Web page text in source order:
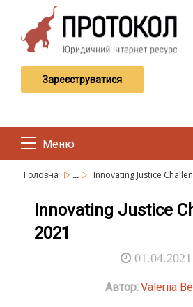
Зареєструватися
Меню
Головна ... Innovating Justice
Innovating Justice
2021
01.04.2021
Автор:Valeriia